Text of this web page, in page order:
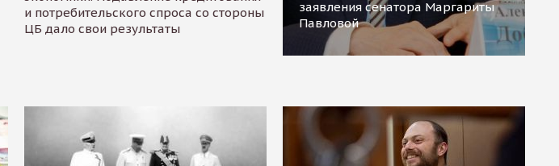
и потребительского спроса со стороны
ЦБ дало свои результаты
заявления сенатора Маргариты
Павловой